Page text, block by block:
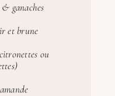
ganaches
et brune
ou